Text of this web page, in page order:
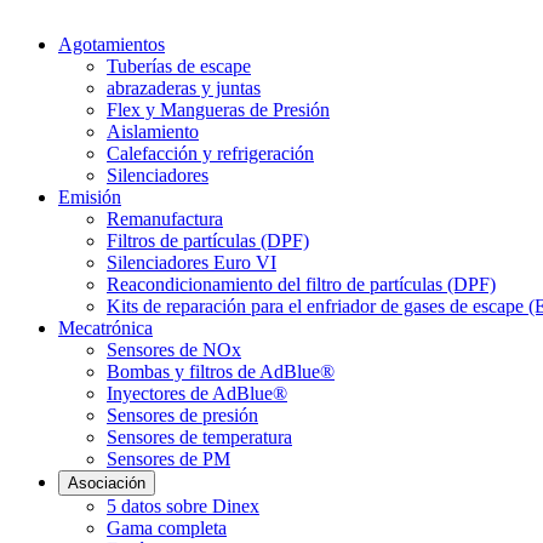
Agotamientos
Tuberías de escape
abrazaderas y juntas
Flex y Mangueras de Presión
Aislamiento
Calefacción y refrigeración
Silenciadores
Emisión
Remanufactura
Filtros de partículas (DPF)
Silenciadores Euro VI
Reacondicionamiento del filtro de partículas (DPF)
Kits de reparación para el enfriador de gases de escape
Mecatrónica
Sensores de NOx
Bombas y filtros de AdBlue®
Inyectores de AdBlue®
Sensores de presión
Sensores de temperatura
Sensores de PM
Asociación
5 datos sobre Dinex
Gama completa